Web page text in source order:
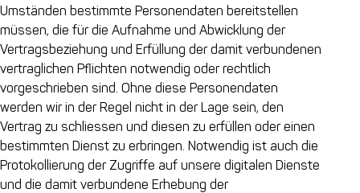
Umständen bestimmte Personendaten bereitstellen
müssen, die für die Aufnahme und Abwicklung der
Vertragsbeziehung und Erfüllung der damit verbundenen
vertraglichen Pflichten notwendig oder rechtlich
vorgeschrieben sind. Ohne diese Personendaten
werden wir in der Regel nicht in der Lage sein, den
Vertrag zu schliessen und diesen zu erfüllen oder einen
bestimmten Dienst zu erbringen. Notwendig ist auch die
Protokollierung der Zugriffe auf unsere digitalen Dienste
und die damit verbundene Erhebung der